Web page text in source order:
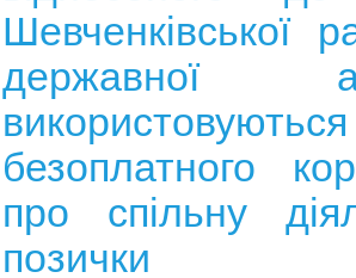
Шевченківської
державної
безоплатного
про спільну
позички